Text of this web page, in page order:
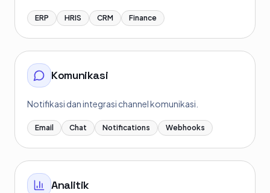
ERP HRIS CRM Finance
Komunikasi
Notifikasi dan integrasi channel komunikasi.
Email Chat Notifications Webhooks
Analitik